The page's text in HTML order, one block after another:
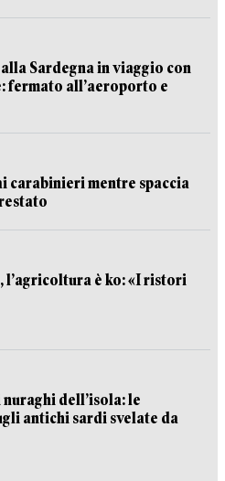
Sardegna in viaggio con
fermato all’aeroporto e
carabinieri mentre spaccia
l’agricoltura è ko: «I ristori
dell’isola: le
antichi sardi svelate da